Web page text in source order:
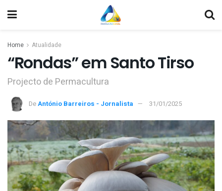
Home Atualidade
“Rondas” em Santo Tirso
Projecto de Permacultura
DeAntónio Barreiros - Jornalista 31/01/2025